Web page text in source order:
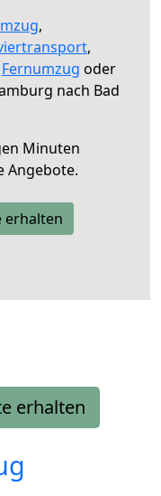
,
,
Fernumzug oder
nach Bad
Minuten
Angebote.
erhalten
erhalten